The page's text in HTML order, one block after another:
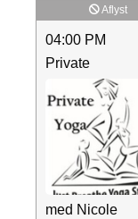
Aflyst
04:00 PM
Private
med Nicole